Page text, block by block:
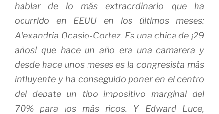
hablar de lo más extraordinario que ha
ocurrido en EEUU en los últimos meses:
Alexandria Ocasio-Cortez. Es una chica de ¡29
años! que hace un año era una camarera y
desde hace unos meses es la congresista más
influyente y ha conseguido poner en el centro
del debate un tipo impositivo marginal del
70% para los más ricos. Y Edward Luce,